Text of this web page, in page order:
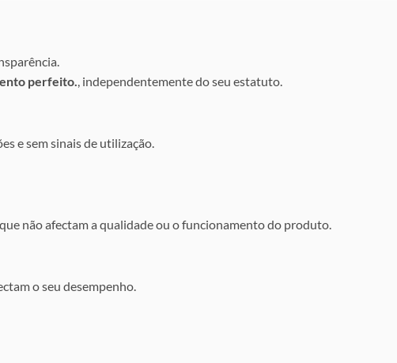
perfeito., independentemente do seu estatuto.
e sem sinais de utilização.
não afectam a qualidade ou o funcionamento do produto.
o seu desempenho.